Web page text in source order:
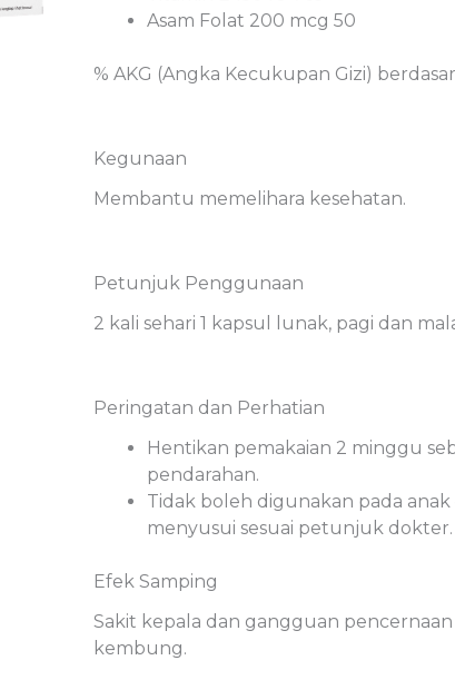
Asam Folat 200 mcg 50
% AKG (Angka Kecukupan Gizi)
Kegunaan
Membantu memelihara kesehatan.
Petunjuk Penggunaan
2 kali sehari 1 kapsul lunak, pagi dan
Peringatan dan Perhatian
Hentikan pemakaian 2 minggu
pendarahan.
Tidak boleh digunakan pada
menyusui sesuai petunjuk dokter.
Efek Samping
Sakit kepala dan gangguan
kembung.